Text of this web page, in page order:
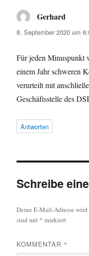
Gerhard
8. September 2020 um
Für jeden Minuspunkt
einem Jahr schweren
verurteilt mit
Geschäftsstelle des
Antworten
Schreibe
Deine E-Mail-Adresse
sind mit * markiert
KOMMENTAR *